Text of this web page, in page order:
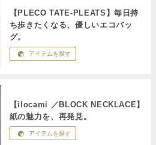
【PLECO TATE-PLEATS】毎日持
ち歩きたくなる、優しいエコバッ
グ。
アイテムを探す
【ilocami ／BLOCK NECKLACE】
紙の魅力を、再発見。
アイテムを探す